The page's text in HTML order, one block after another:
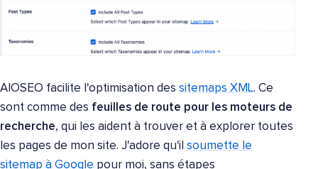
AIOSEO facilite l'optimisation des sitemaps XML. Ce
sont comme des feuilles de route pour les moteurs de
recherche, qui les aident à trouver et à explorer toutes
les pages de mon site. J'adore qu'il soumette le
sitemap à Google pour moi, sans étapes